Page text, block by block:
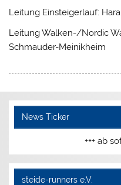
Leitung Einsteigerlauf:
Leitung Walken-/Nordic
Schmauder-Meinikheim
News Ticker
+++ ab
steide-runners e.V.